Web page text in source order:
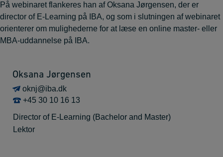
På webinaret flankeres han af Oksana Jørgensen, der er
director of E-Learning på IBA, og som i slutningen af webinaret
orienterer om mulighederne for at læse en online master- eller
MBA-uddannelse på IBA.
Oksana Jørgensen
oknj@iba.dk
+45 30 10 16 13
Director of E-Learning (Bachelor and Master)
Lektor